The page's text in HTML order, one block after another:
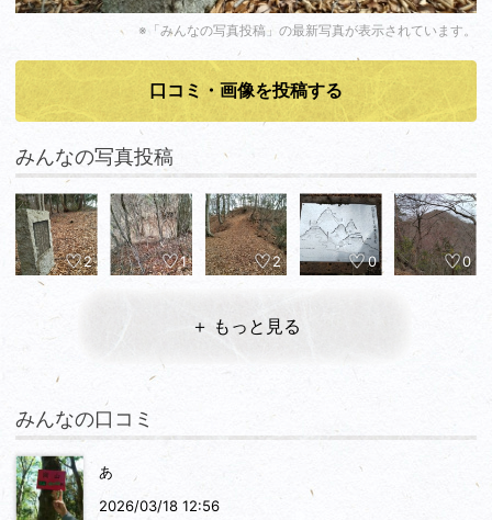
※「みんなの写真投稿」の最新写真が表示されています。
口コミ・画像を投稿する
みんなの写真投稿
2 1 2 0 0
＋ もっと見る
みんなの口コミ
あ
2026/03/18 12:56